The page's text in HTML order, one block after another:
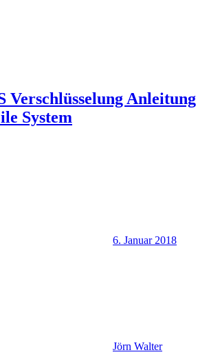
Verschlüsselung Anleitung
System
6. Januar 2018
Jörn Walter